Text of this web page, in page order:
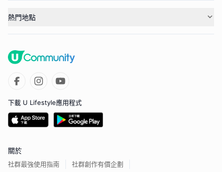
熱門地點
下載 U Lifestyle應用程式
關於
社群最強使用指南 社群創作有價企劃